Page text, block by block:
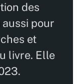
des
pour
et
livre. Elle